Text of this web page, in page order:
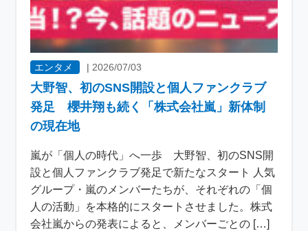
エンタメ |2026/07/03
大野智、初のSNS開設と個人ファンクラブ
発足 櫻井翔も続く「株式会社嵐」新体制
の現在地
嵐が「個人の時代」へ一歩 大野智、初のSNS開
設と個人ファンクラブ発足で新たなスタート 人気
グループ・嵐のメンバーたちが、それぞれの「個
人の活動」を本格的にスタートさせました。株式
会社嵐からの発表によると、メンバーごとの […]